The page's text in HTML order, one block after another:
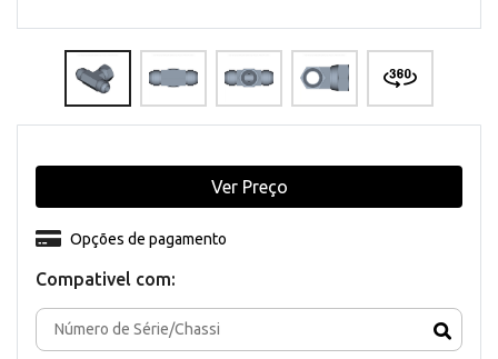
Compativel com:
Opções de pagamento
Ver Preço